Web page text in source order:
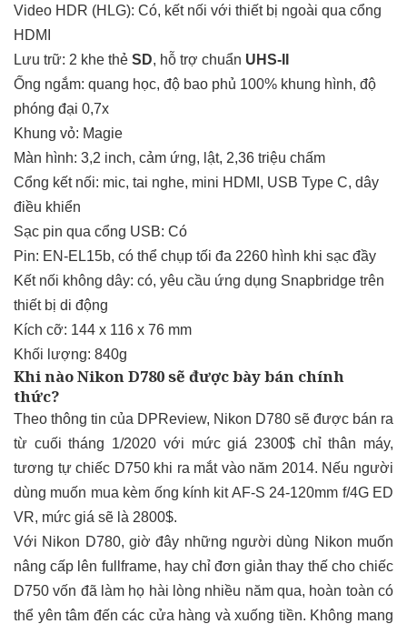
Video HDR (HLG): Có, kết nối với thiết bị ngoài qua cổng
HDMI
Lưu trữ: 2 khe thẻ SD, hỗ trợ chuẩn UHS-II
Ống ngắm: quang học, độ bao phủ 100% khung hình, độ
phóng đại 0,7x
Khung vỏ: Magie
Màn hình: 3,2 inch, cảm ứng, lật, 2,36 triệu chấm
Cổng kết nối: mic, tai nghe, mini HDMI, USB Type C, dây
điều khiển
Sạc pin qua cổng USB: Có
Pin: EN-EL15b, có thể chụp tối đa 2260 hình khi sạc đầy
Kết nối không dây: có, yêu cầu ứng dụng Snapbridge trên
thiết bị di động
Kích cỡ: 144 x 116 x 76 mm
Khối lượng: 840g
Khi nào Nikon D780 sẽ được bày bán chính
thức?
Theo thông tin của DPReview, Nikon D780 sẽ được bán ra
từ cuối tháng 1/2020 với mức giá 2300$ chỉ thân máy,
tương tự chiếc D750 khi ra mắt vào năm 2014. Nếu người
dùng muốn mua kèm ống kính kit AF-S 24-120mm f/4G ED
VR, mức giá sẽ là 2800$.
Với Nikon D780, giờ đây những người dùng Nikon muốn
nâng cấp lên fullframe, hay chỉ đơn giản thay thế cho chiếc
D750 vốn đã làm họ hài lòng nhiều năm qua, hoàn toàn có
thể yên tâm đến các cửa hàng và xuống tiền. Không mang